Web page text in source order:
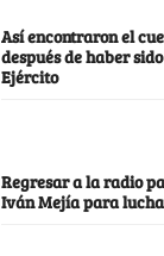
Así encontraron el
después de haber
Ejército
Regresar a la radio
Iván Mejía para